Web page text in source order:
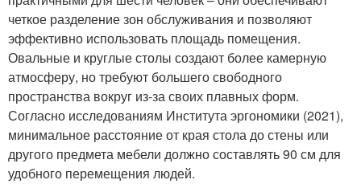
четкое разделение зон обслуживания и позволяют
эффективно использовать площадь помещения.
Овальные и круглые столы создают более камерную
атмосферу, но требуют большего свободного
пространства вокруг из-за своих плавных форм.
Согласно исследованиям Института эргономики (2021),
минимальное расстояние от края стола до стены или
другого предмета мебели должно составлять 90 см для
удобного перемещения людей.